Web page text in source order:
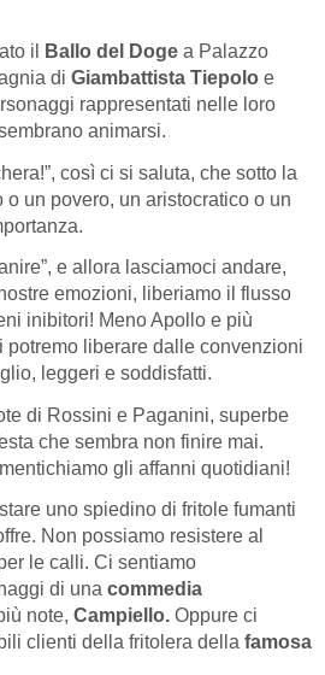
il Ballo del Doge a Palazzo
di Giambattista Tiepolo e
rappresentati nelle loro
animarsi.
così ci si saluta, che sotto la
un povero, un aristocratico o un
e allora lasciamoci andare,
emozioni, liberiamo il flusso
inibitori! Meno Apollo e più
potremo liberare dalle convenzioni
leggeri e soddisfatti.
di Rossini e Paganini, superbe
che sembra non finire mai.
gli affanni quotidiani!
uno spiedino di fritole fumanti
Non possiamo resistere al
le calli. Ci sentiamo
di una commedia
note, Campiello. Oppure ci
clienti della fritolera della famosa